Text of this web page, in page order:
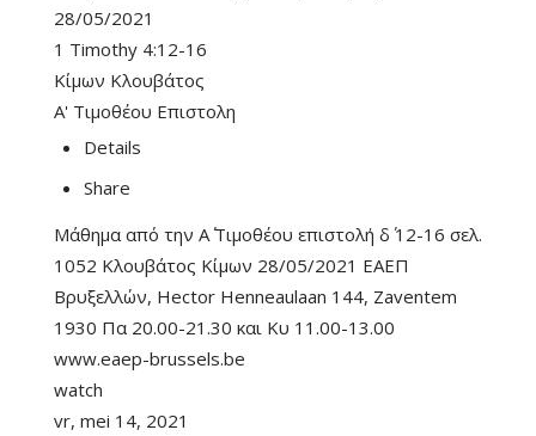
28/05/2021
1 Timothy 4:12-16
Κίμων Κλουβάτος
Α' Τιμοθέου Επιστολη
Details
Share
Μάθημα από την Α΄ Τιμοθέου επιστολή δ΄ 12-16 σελ.
1052 Κλουβάτος Κίμων 28/05/2021 ΕΑΕΠ
Βρυξελλών, Hector Henneaulaan 144, Zaventem
1930 Πα 20.00-21.30 και Κυ 11.00-13.00
www.eaep-brussels.be
watch
vr, mei 14, 2021